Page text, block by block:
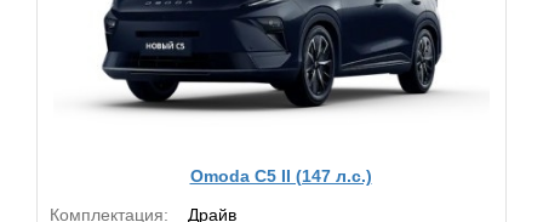
Omoda C5 II (147 л.с.)
Комплектация:
Драйв